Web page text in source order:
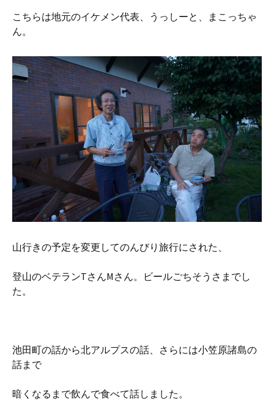
こちらは地元のイケメン代表、うっしーと、まこっちゃ
ん。
山行きの予定を変更してのんびり旅行にされた、
登山のベテランTさんMさん。ビールごちそうさまでし
た。
池田町の話から北アルプスの話、さらには小笠原諸島の
話まで
暗くなるまで飲んで食べて話しました。